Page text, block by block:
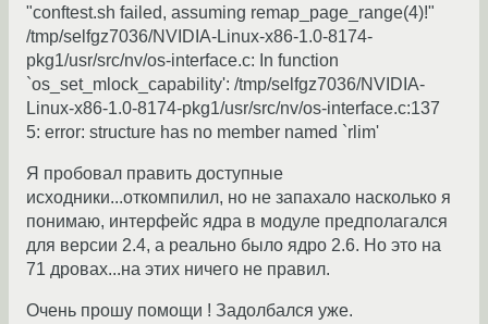
"conftest.sh failed, assuming remap_page_range(4)!"
/tmp/selfgz7036/NVIDIA-Linux-x86-1.0-8174-
pkg1/usr/src/nv/os-interface.c: In function
`os_set_mlock_capability': /tmp/selfgz7036/NVIDIA-
Linux-x86-1.0-8174-pkg1/usr/src/nv/os-interface.c:137
5: error: structure has no member named `rlim'
Я пробовал править доступные
исходники...откомпилил, но не запахало насколько я
понимаю, интерфейс ядра в модуле предполагался
для версии 2.4, а реально было ядро 2.6. Но это на
71 дровах...на этих ничего не правил.
Очень прошу помощи ! Задолбался уже.